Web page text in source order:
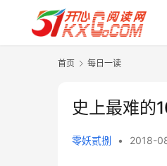
首页 每日一读
史上最难的
零妖贰捌 • 2018-